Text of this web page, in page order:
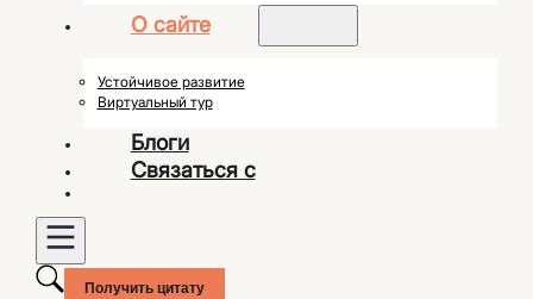
О сайте
Устойчивое развитие
Виртуальный тур
Блоги
Связаться с
Получить цитату